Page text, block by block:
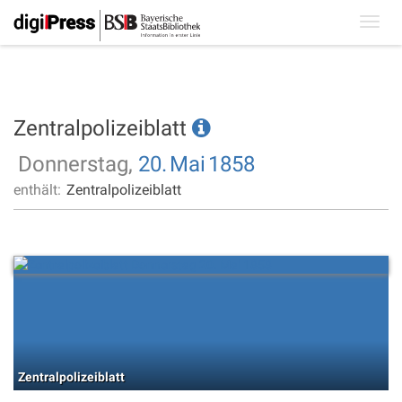
Zentralpolizeiblatt
Donnerstag, 20. Mai 1858
enthält: Zentralpolizeiblatt
Zentralpolizeiblatt